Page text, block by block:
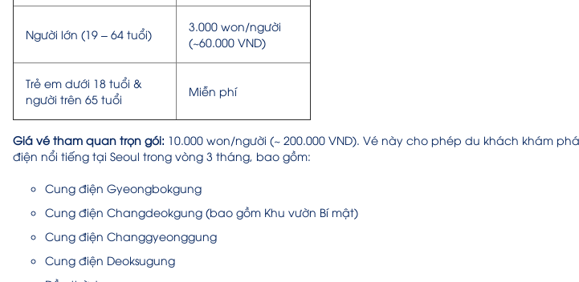
Người lớn (19 – 64 tuổi)
3.000 won/người
(~60.000 VND)
Trẻ em dưới 18 tuổi &
người trên 65 tuổi
Miễn phí
Giá vé tham quan trọn gói: 10.000 won/người (~ 200.000 VND). Vé này cho phép du khách khám
điện nổi tiếng tại Seoul trong vòng 3 tháng, bao gồm:
Cung điện Gyeongbokgung
Cung điện Changdeokgung (bao gồm Khu vườn Bí mật)
Cung điện Changgyeonggung
Cung điện Deoksugung